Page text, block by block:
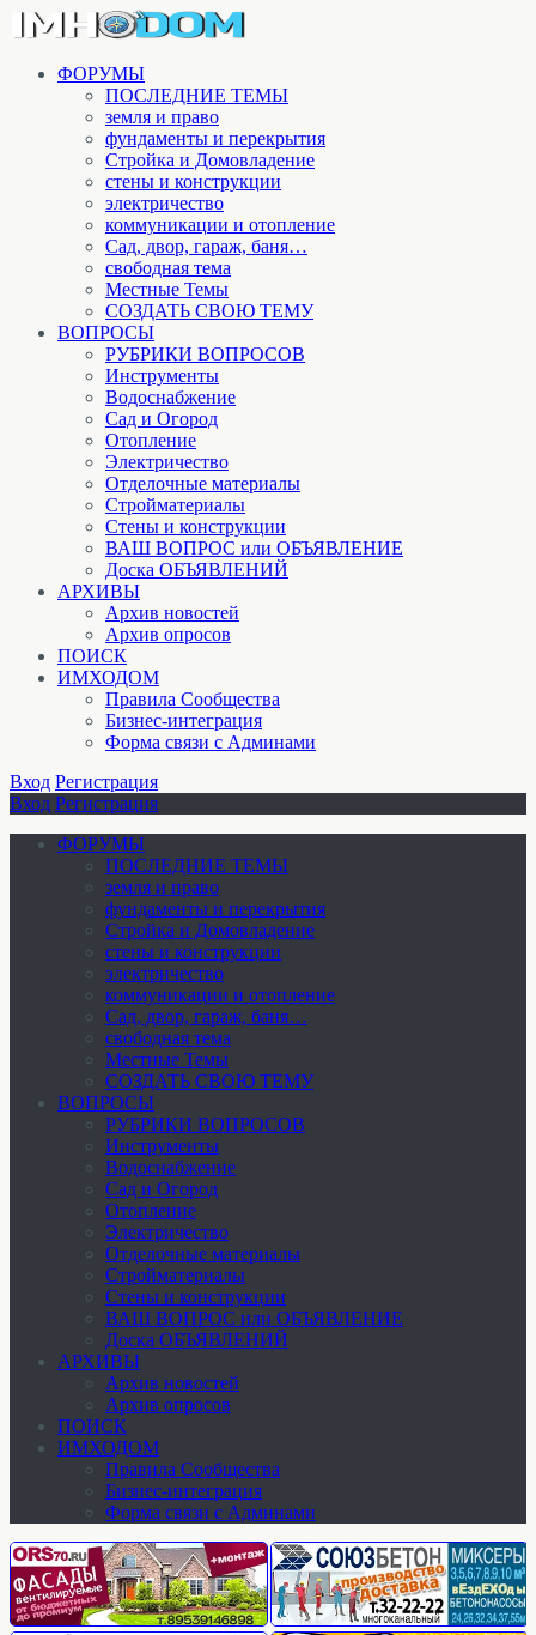
ФОРУМЫ
ПОСЛЕДНИЕ ТЕМЫ
земля и право
фундаменты и перекрытия
Стройка и Домовладение
стены и конструкции
электричество
коммуникации и отопление
Cад, двор, гараж, баня…
свободная тема
Местные Темы
СОЗДАТЬ СВОЮ ТЕМУ
ВОПРОСЫ
РУБРИКИ ВОПРОСОВ
Инструменты
Водоснабжение
Сад и Огород
Отопление
Электричество
Отделочные материалы
Стройматериалы
Стены и конструкции
ВАШ ВОПРОС или ОБЪЯВЛЕНИЕ
Доска ОБЪЯВЛЕНИЙ
АРХИВЫ
Архив новостей
Архив опросов
ПОИСК
ИМХОДОМ
Правила Сообщества
Бизнес-интеграция
Форма связи с Админами
Вход Регистрация
Вход Регистрация
ФОРУМЫ
ПОСЛЕДНИЕ ТЕМЫ
земля и право
фундаменты и перекрытия
Стройка и Домовладение
стены и конструкции
электричество
коммуникации и отопление
Cад, двор, гараж, баня…
свободная тема
Местные Темы
СОЗДАТЬ СВОЮ ТЕМУ
ВОПРОСЫ
РУБРИКИ ВОПРОСОВ
Инструменты
Водоснабжение
Сад и Огород
Отопление
Электричество
Отделочные материалы
Стройматериалы
Стены и конструкции
ВАШ ВОПРОС или ОБЪЯВЛЕНИЕ
Доска ОБЪЯВЛЕНИЙ
АРХИВЫ
Архив новостей
Архив опросов
ПОИСК
ИМХОДОМ
Правила Сообщества
Бизнес-интеграция
Форма связи с Админами